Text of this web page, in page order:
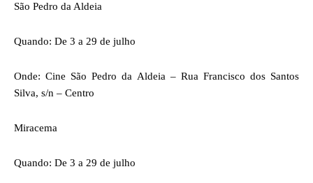
São Pedro da Aldeia
Quando: De 3 a 29 de julho
Onde: Cine São Pedro da Aldeia – Rua Francisco dos Santos
Silva, s/n – Centro
Miracema
Quando: De 3 a 29 de julho